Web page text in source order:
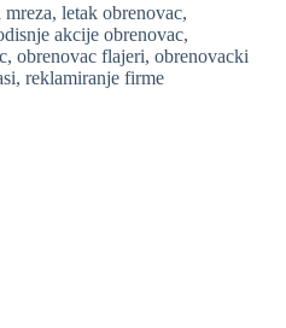
mreza, letak obrenovac,
akcije obrenovac,
, obrenovac flajeri, obrenovacki
, reklamiranje firme